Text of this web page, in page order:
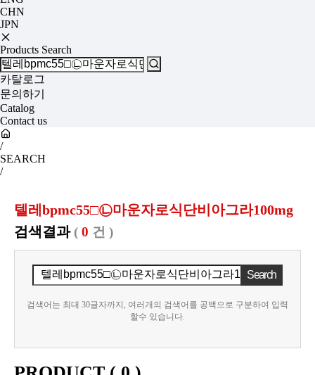
CHN
JPN
Products Search
카탈로그
문의하기
Catalog
Contact us
/
SEARCH
/
텔레bpmc55□㉡마운자로식단비아그라100mg
검색결과 ( 0 건 )
검색어는 최대 30글자까지, 여러개의 검색어를 공백으로 구분하여 입력
할수 있습니다.